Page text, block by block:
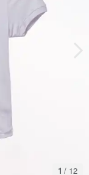
1 / 12